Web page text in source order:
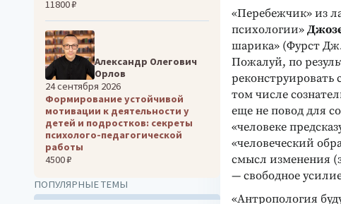
«Перебежчик» из
психологии»
шарика» (Фурст
Пожалуй, по
реконструировать
том числе
еще не повод для
«человеке
«человеческий
смысл изменения
— свободное
«Антропология
11800 ₽
Александр Олегович
Орлов
24 сентября 2026
Формирование устойчивой
мотивации к деятельности у
детей и подростков: секреты
психолого-педагогической
работы
4500 ₽
ПОПУЛЯРНЫЕ ТЕМЫ